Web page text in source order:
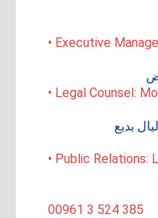
• Executive
• Legal Counsel:
بديع
• Public Relations:
00961 3 524 385